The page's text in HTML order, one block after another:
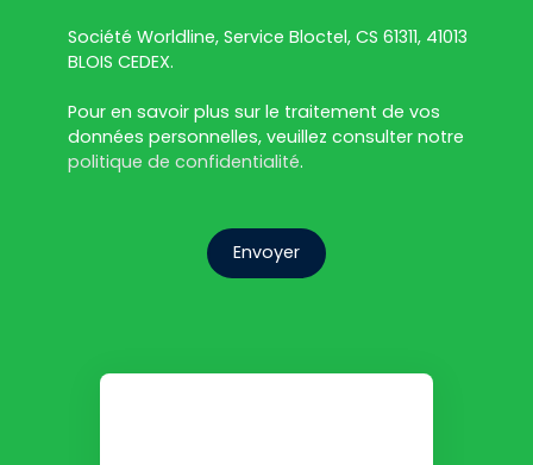
Société Worldline, Service Bloctel, CS 61311, 41013
BLOIS CEDEX.
Pour en savoir plus sur le traitement de vos
données personnelles, veuillez consulter notre
politique de confidentialité.
Envoyer